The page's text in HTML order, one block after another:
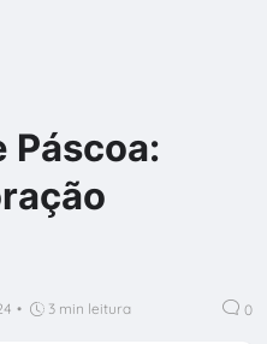
Páscoa:
• 3 min leitura 0